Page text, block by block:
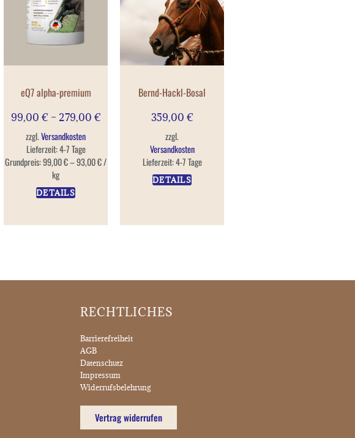
eQ7 alpha-premium
99,00 €– 279,00 €
zzgl.Versandkosten
Lieferzeit:4-7 Tage
Grundpreis:99,00€–93,00€/
kg
DETAILS
Bernd-Hackl-Bosal
359,00 €
zzgl.
Versandkosten
Lieferzeit:4-7 Tage
DETAILS
RECHTLICHES
Barrierefreiheit
AGB
Datenschutz
Impressum
Widerrufsbelehrung
Vertrag widerrufen